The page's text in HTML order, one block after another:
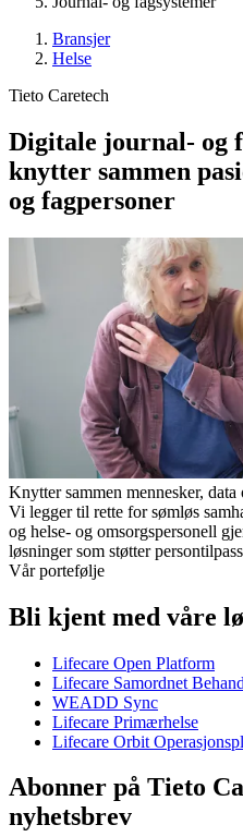
Bransjer
Helse
Tieto Caretech
Digitale journal- og
knytter sammen
og fagpersoner
Knytter sammen mennesker,
Vi legger til rette for sømløs
og helse- og omsorgspersonell
løsninger som støtter
Vår portefølje
Bli kjent med våre
Lifecare Open Platform
Lifecare Samordnet
WEADD Sync
Lifecare Primærhelse
Lifecare Orbit
Abonner på Tieto
nyhetsbrev